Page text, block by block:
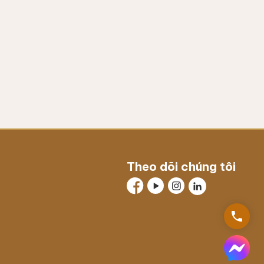
Theo dõi chúng tôi
phone